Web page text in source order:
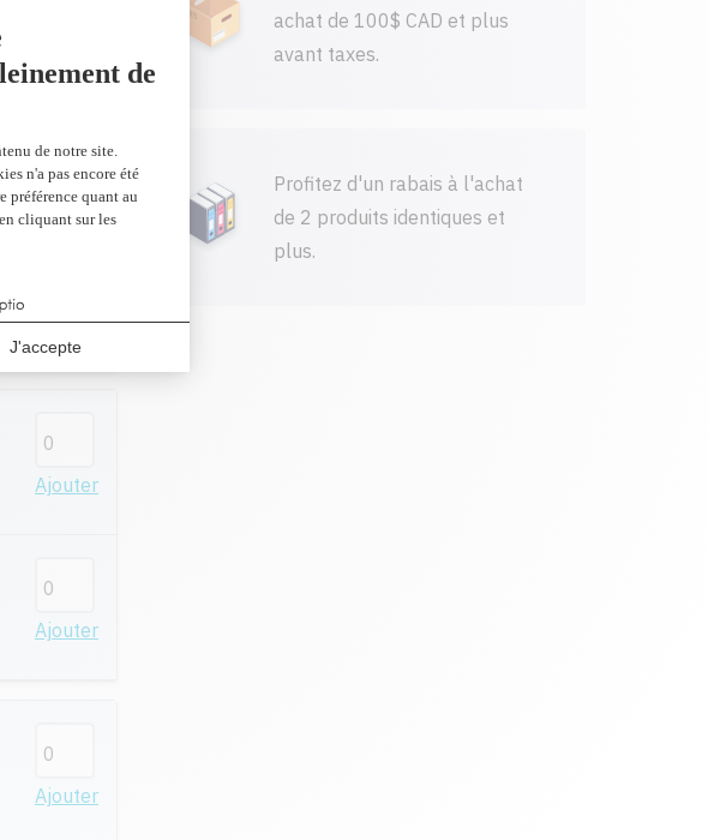
Ajouter
Ajouter
Ajouter
Ajouter
Ajouter
achat de 100$ CAD et plus
avant taxes.
Profitez d'un rabais à l'achat
de 2 produits identiques et
plus.